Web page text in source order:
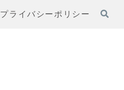
プライバシーポリシー